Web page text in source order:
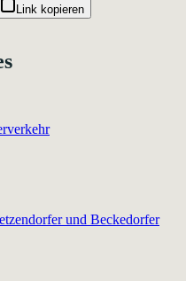
Link kopieren
und Beckedorfer